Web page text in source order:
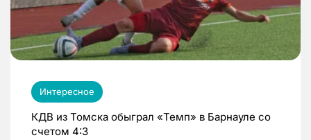
Интересное
КДВ из Томска обыграл «Темп» в Барнауле со
счетом 4:3